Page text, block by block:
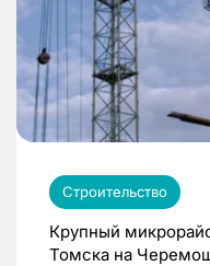
Строительство
Крупный
Томска на